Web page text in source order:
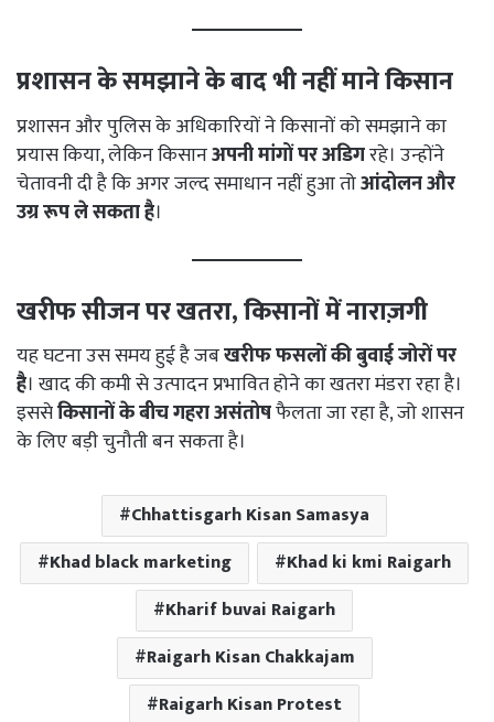
प्रशासन के समझाने के बाद भी नहीं माने किसान
प्रशासन और पुलिस के अधिकारियों ने किसानों को समझाने का
प्रयास किया, लेकिन किसानअपनी मांगों पर अडिगरहे। उन्होंने
चेतावनी दी है कि अगर जल्द समाधान नहीं हुआ तोआंदोलन और
उग्र रूप ले सकता है।
खरीफ सीजन पर खतरा, किसानों में नाराज़गी
यह घटना उस समय हुई है जबखरीफ फसलों की बुवाई जोरों पर
है। खाद की कमी से उत्पादन प्रभावित होने का खतरा मंडरा रहा है।
इससेकिसानों के बीच गहरा असंतोषफैलता जा रहा है, जो शासन
के लिए बड़ी चुनौती बन सकता है।
Chhattisgarh Kisan Samasya
Khad black marketing
Khad ki kmi Raigarh
Kharif buvai Raigarh
Raigarh Kisan Chakkajam
Raigarh Kisan Protest